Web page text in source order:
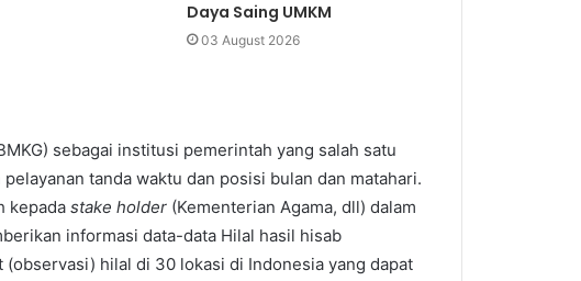
Daya Saing UMKM
03 August 2026
sebagai institusi pemerintah yang salah satu
tanda waktu dan posisi bulan dan matahari.
kepada stake holder (Kementerian Agama, dll) dalam
informasi data-data Hilal hasil hisab
hilal di 30 lokasi di Indonesia yang dapat